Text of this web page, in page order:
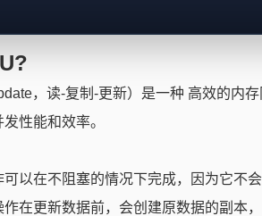
，读-复制-更新）是一种 高效的内
性能和效率。
以在不阻塞的情况下完成，因为它不
在更新数据前，会创建原数据的副本